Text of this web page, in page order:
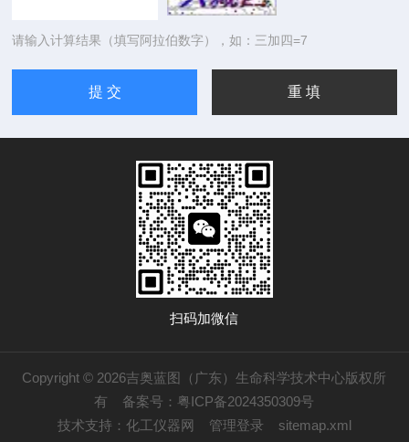
请输入计算结果（填写阿拉伯数字），如：三加四=7
扫码加微信
Copyright © 2026吉奥蓝图（广东）生命科学技术中心版权所
有 备案号：粤ICP备2024350309号
技术支持： 化工仪器网 管理登录 sitemap.xml